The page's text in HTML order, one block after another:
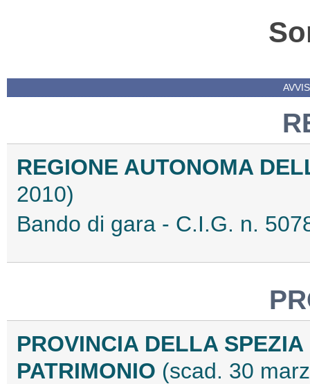
REGIONE AUTONOMA
2010)
Bando di gara - C.I.G. n.
PROVINCIA DELLA
PATRIMONIO (scad. 30